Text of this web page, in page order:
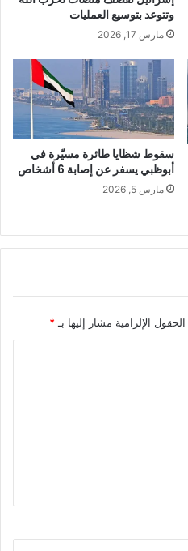
وتتوعد بتوسيع العمليات
مارس 17, 2026
سقوط شظايا طائرة مسيّرة في
أبوظبي يسفر عن إصابة 6 أشخاص
مارس 5, 2026
الحقول الإلزامية مشار إليها بـ*